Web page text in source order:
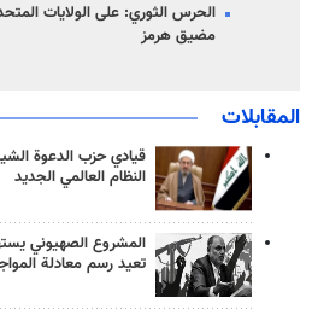
الحرس الثوري: على الولايات
مضيق هرمز
المقابلات
قيادي حزب الدعوة
النظام العالمي الجديد
المشروع الصهيوني
تعيد رسم معادلة